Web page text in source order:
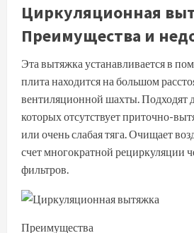
Циркуляционная
Преимущества и
Эта вытяжка устанавливается в
плита находится на большом
вентиляционной шахты. Подходят
которых отсутствует приточно-
или очень слабая тяга. Очищает
счет многократной рециркуляции
фильтров.
Преимущества